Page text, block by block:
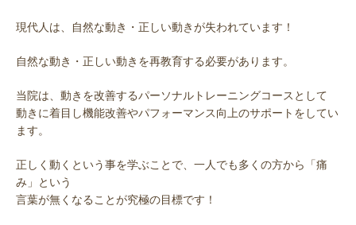
現代人は、自然な動き・正しい動きが失われています！
自然な動き・正しい動きを再教育する必要があります。
当院は、動きを改善するパーソナルトレーニングコースとして
動きに着目し機能改善やパフォーマンス向上のサポートをしてい
ます。
正しく動くという事を学ぶことで、一人でも多くの方から「痛
み」という
言葉が無くなることが究極の目標です！